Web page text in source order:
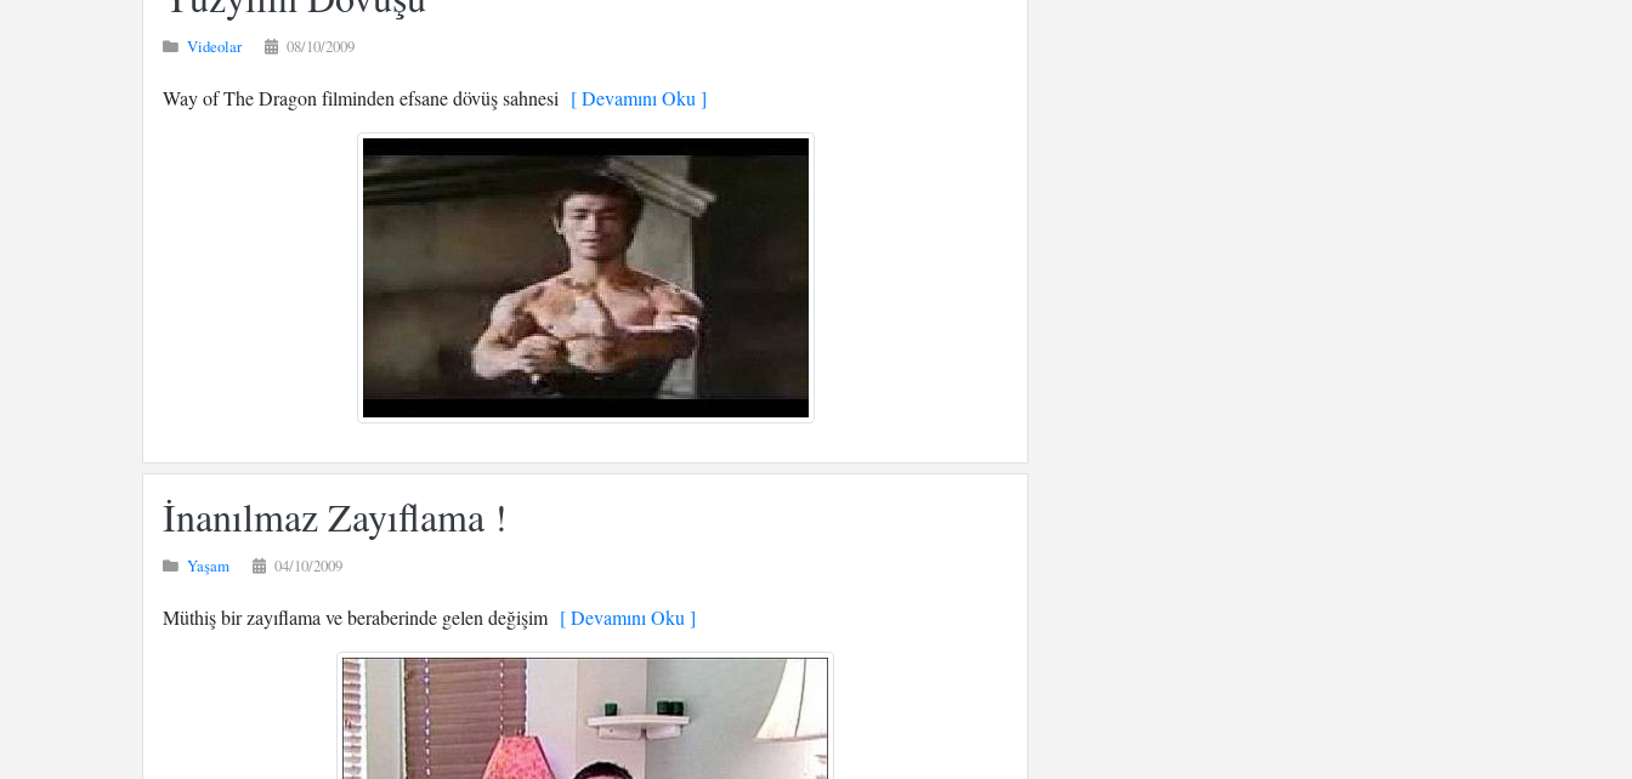
Videolar 08/10/2009
Way of The Dragon filminden efsane dövüş sahnesi [ Devamını Oku ]
İnanılmaz Zayıflama !
Yaşam 04/10/2009
Müthiş bir zayıflama ve beraberinde gelen değişim [ Devamını Oku ]